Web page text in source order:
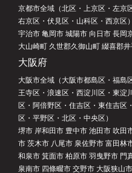
京都市全域（北区・上京区・左京
右京区・伏見区・山科区・西京区）
宇治市 亀岡市 城陽市 向日市 長岡
大山崎町 久世郡久御山町 綴喜郡
大阪府
大阪市全域（大阪市都島区・福島
王寺区・浪速区・西淀川区・東淀
区・阿倍野区・住吉区・東住吉区
区・平野区・北区・中央区）
堺市 岸和田市 豊中市 池田市 吹田
市 茨木市 八尾市 泉佐野市 富田林
和泉市 箕面市 柏原市 羽曳野市 門
泉南市 四條畷市 交野市 大阪狭山